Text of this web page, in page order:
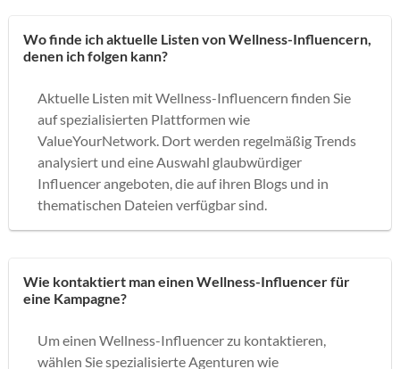
Wo finde ich aktuelle Listen von Wellness-Influencern,
denen ich folgen kann?
Aktuelle Listen mit Wellness-Influencern finden Sie
auf spezialisierten Plattformen wie
ValueYourNetwork. Dort werden regelmäßig Trends
analysiert und eine Auswahl glaubwürdiger
Influencer angeboten, die auf ihren Blogs und in
thematischen Dateien verfügbar sind.
Wie kontaktiert man einen Wellness-Influencer für
eine Kampagne?
Um einen Wellness-Influencer zu kontaktieren,
wählen Sie spezialisierte Agenturen wie